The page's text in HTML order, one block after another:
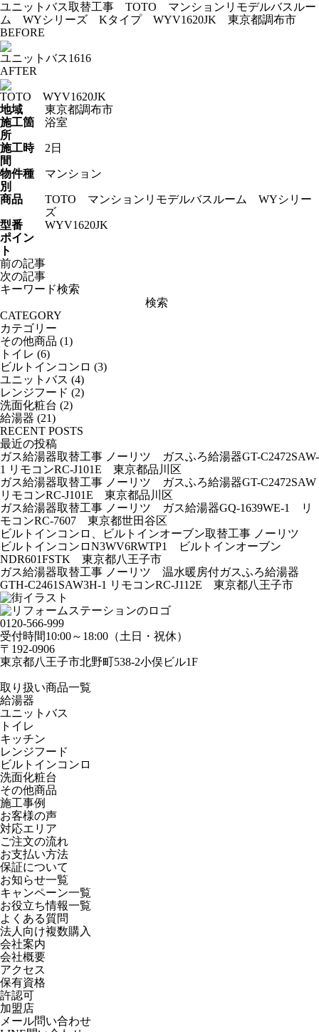
ユニットバス取替工事 TOTO マンションリモデルバスルー
ム WYシリーズ Kタイプ WYV1620JK 東京都調布市
BEFORE
ユニットバス1616
AFTER
TOTO WYV1620JK
地域
東京都調布市
施工箇
所
浴室
施工時
間
2日
物件種
別
マンション
商品
TOTO マンションリモデルバスルーム WYシリー
ズ
型番
WYV1620JK
ポイン
ト
投
稿
ナ
ゲ
ー
シ
ョ
ン
前の記事
次の記事
キーワード検索
索:
CATEGORY
カテゴリー
その他商品 (1)
トイレ (6)
ビルトインコンロ (3)
ユニットバス (4)
レンジフード (2)
洗面化粧台 (2)
給湯器 (21)
RECENT POSTS
最近の投稿
ガス給湯器取替工事 ノーリツ ガスふろ給湯器GT-C2472SAW-
1 リモコンRC-J101E 東京都品川区
ガス給湯器取替工事 ノーリツ ガスふろ給湯器GT-C2472SAW
リモコンRC-J101E 東京都品川区
ガス給湯器取替工事 ノーリツ ガス給湯器GQ-1639WE-1 リ
モコンRC-7607 東京都世田谷区
ビルトインコンロ、ビルトインオーブン取替工事 ノーリツ
ビルトインコンロN3WV6RWTP1 ビルトインオーブン
NDR601FSTK 東京都八王子市
ガス給湯器取替工事 ノーリツ 温水暖房付ガスふろ給湯器
GTH-C2461SAW3H-1 リモコンRC-J112E 東京都八王子市
0120-566-999
受付時間10:00～18:00（土日・祝休）
〒192-0906
東京都八王子市北野町538-2小俣ビル1F
取り扱い商品一覧
給湯器
ユニットバス
トイレ
キッチン
レンジフード
ビルトインコンロ
洗面化粧台
その他商品
施工事例
お客様の声
対応エリア
ご注文の流れ
お支払い方法
保証について
お知らせ一覧
キャンペーン一覧
お役立ち情報一覧
よくある質問
法人向け複数購入
会社案内
会社概要
アクセス
保有資格
許認可
加盟店
メール問い合わせ